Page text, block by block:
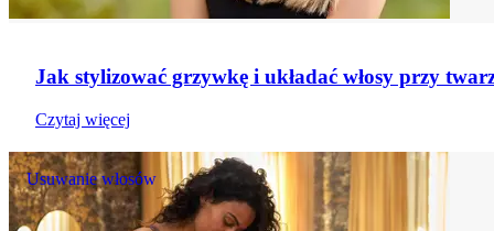
Jak stylizować grzywkę i układać włosy przy
Czytaj więcej
Usuwanie włosów